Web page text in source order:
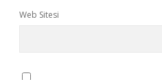
Web Sitesi